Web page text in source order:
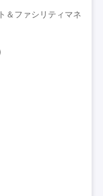
＆ファシリティマネ